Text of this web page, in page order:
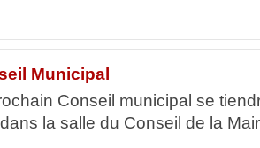
Municipal
Conseil municipal se
la salle du Conseil de la